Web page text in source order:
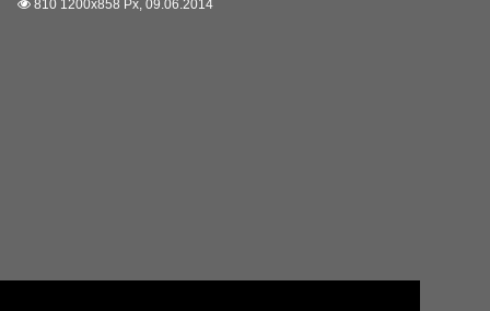
 810 1200x858 Px, 09.06.2014